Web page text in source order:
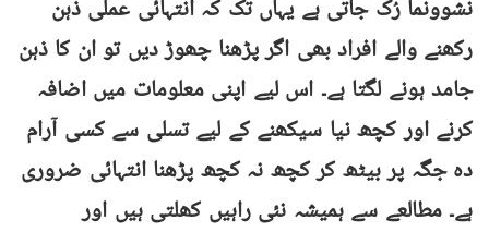
نشوونما رُک جاتی ہے یہاں تک کہ انتہائی عملی ذہن
رکھنے والے افراد بھی اگر پڑھنا چھوڑ دیں تو ان کا ذہن
جامد ہونے لگتا ہے۔ اس لیے اپنی معلومات میں اضافہ
کرنے اور کچھ نیا سیکھنے کے لیے تسلی سے کسی آرام
دہ جگہ پر بیٹھ کر کچھ نہ کچھ پڑھنا انتہائی ضروری
ہے۔ مطالعے سے ہمیشہ نئی راہیں کھلتی ہیں اور